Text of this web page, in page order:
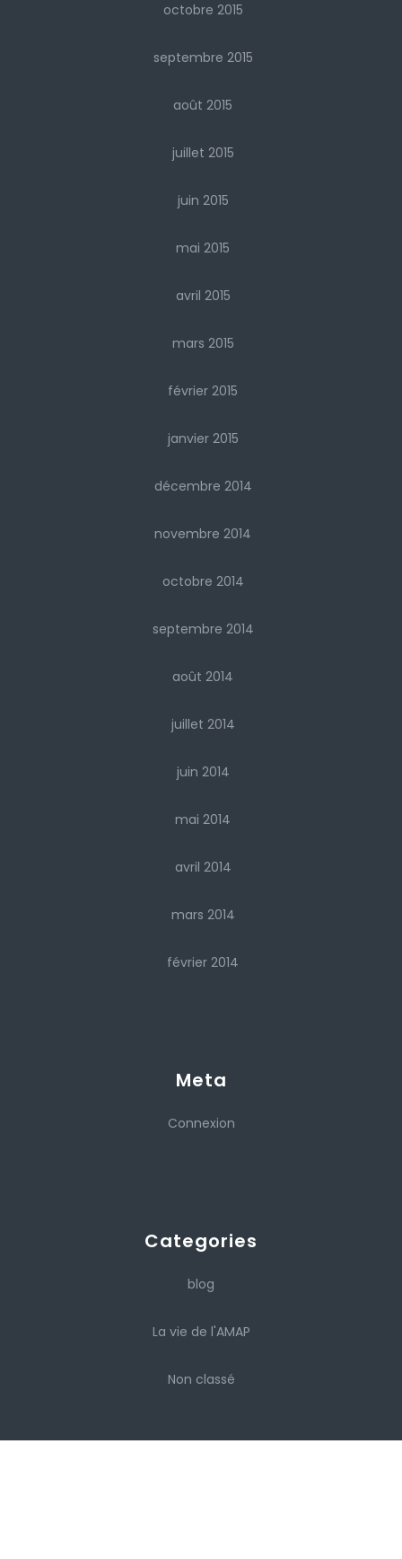
octobre 2015
septembre 2015
août 2015
juillet 2015
juin 2015
mai 2015
avril 2015
mars 2015
février 2015
janvier 2015
décembre 2014
novembre 2014
octobre 2014
septembre 2014
août 2014
juillet 2014
juin 2014
mai 2014
avril 2014
mars 2014
février 2014
Meta
Connexion
Categories
blog
La vie de l'AMAP
Non classé